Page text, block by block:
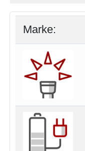
Marke: